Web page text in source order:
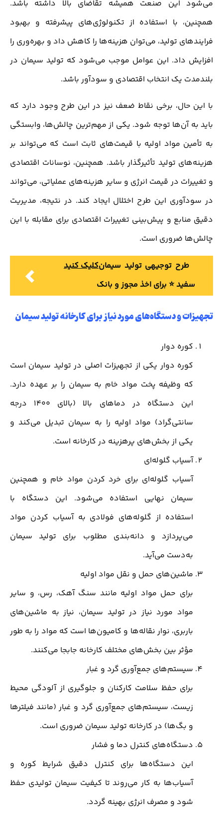
می‌شود این صنعت همیشه تقاضای بالا داشته باشد.
همچنین، با استفاده از تکنولوژی‌های پیشرفته و بهبود
فرایندهای تولید، می‌توان هزینه‌ها را کاهش داد و بهره‌وری را
افزایش داد. این عوامل موجب می‌شود که تولید سیمان در
بلندمدت یک انتخاب اقتصادی و سودآور باشد.
با این حال، برخی نقاط ضعف نیز در این طرح وجود دارد که
باید به آن‌ها توجه شود. یکی از مهم‌ترین چالش‌ها، وابستگی
به تأمین مواد اولیه با قیمت‌های ثابت است که می‌تواند بر
هزینه‌های تولید تأثیرگذار باشد. همچنین، نوسانات اقتصادی
و تغییرات در قیمت انرژی و سایر هزینه‌های عملیاتی، می‌تواند
در سودآوری این طرح اختلال ایجاد کند. در نتیجه، مدیریت
دقیق منابع و پیش‌بینی تغییرات اقتصادی برای مقابله با این
چالش‌ها ضروری است.
کلیک کنیدطرح توجیهی تولید سیمان
سفید ⭐️ برای اخذ مجوز و بانک
تجهیزات و دستگاه‌های مورد نیاز برای کارخانه تولید سیمان
کوره دوار
کوره دوار یکی از تجهیزات اصلی در تولید سیمان است
که وظیفه پخت مواد خام به سیمان را بر عهده دارد.
این دستگاه در دماهای بالا (بالای 1400 درجه
سانتی‌گراد) مواد اولیه را به سیمان تبدیل می‌کند و
یکی از بخش‌های پرهزینه در کارخانه است.
آسیاب گلوله‌ای
آسیاب گلوله‌ای برای خرد کردن مواد خام و همچنین
سیمان نهایی استفاده می‌شود. این دستگاه با
استفاده از گلوله‌های فولادی به آسیاب کردن مواد
می‌پردازد و دانه‌بندی مطلوب برای تولید سیمان
به‌دست می‌آید.
ماشین‌های حمل و نقل مواد اولیه
برای حمل مواد اولیه مانند سنگ آهک، رس، و سایر
مواد مورد نیاز در تولید سیمان، نیاز به ماشین‌های
باربری، نوار نقاله‌ها و کامیون‌ها است که مواد را به طور
مؤثر بین بخش‌های مختلف کارخانه جابجا می‌کنند.
سیستم‌های جمع‌آوری گرد و غبار
برای حفظ سلامت کارکنان و جلوگیری از آلودگی محیط
زیست، سیستم‌های جمع‌آوری گرد و غبار (مانند فیلترها
و بگ‌ها) در کارخانه تولید سیمان ضروری است.
دستگاه‌های کنترل دما و فشار
این دستگاه‌ها برای کنترل دقیق شرایط کوره و
آسیاب‌ها به کار می‌روند تا کیفیت سیمان تولیدی حفظ
شود و مصرف انرژی بهینه گردد.